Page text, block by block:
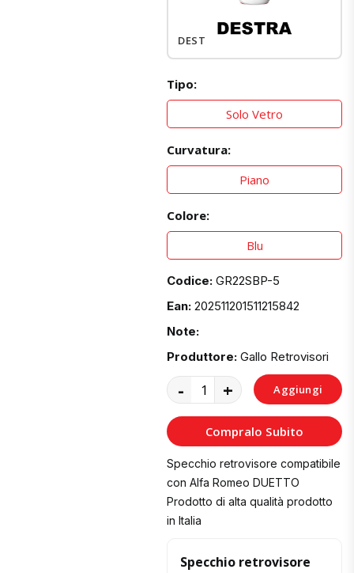
DESTRO
Tipo:
Solo Vetro
Curvatura:
Piano
Colore:
Blu
Codice: GR22SBP-5
Ean: 202511201511215842
Note:
Produttore: Gallo Retrovisori
- + Aggiungi
al
Carrello
Compralo Subito
Specchio retrovisore compatibile
con Alfa Romeo DUETTO
Prodotto di alta qualità prodotto
in Italia
Specchio retrovisore